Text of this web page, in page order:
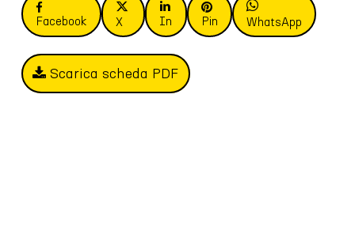
Facebook X In Pin WhatsApp
Scarica scheda PDF